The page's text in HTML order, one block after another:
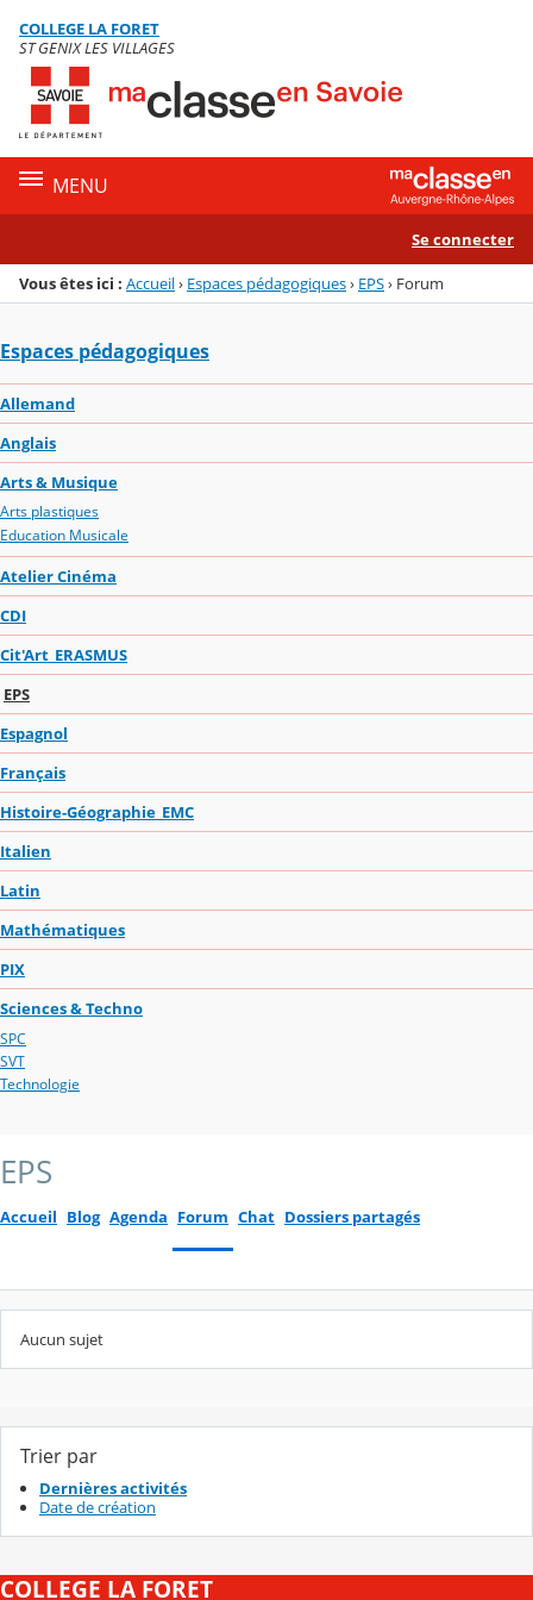
Menu de la rubrique
Contenu
COLLEGE LA FORET
ST GENIX LES VILLAGES
MENU
Se connecter
Vous êtes ici : Accueil› Espaces pédagogiques› EPS› Forum
Espaces pédagogiques
Allemand
Anglais
Arts & Musique
Arts plastiques
Education Musicale
Atelier Cinéma
CDI
Cit'Art_ERASMUS
EPS
Espagnol
Français
Histoire-Géographie_EMC
Italien
Latin
Mathématiques
PIX
Sciences & Techno
SPC
SVT
Technologie
EPS
Accueil Blog Agenda Forum Chat Dossiers partagés
Aucun sujet
Trier par
Dernières activités
Date de création
COLLEGE LA FORET